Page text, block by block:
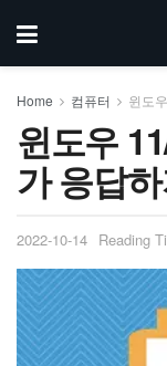
Home 컴퓨터 윈도
윈도우
가 응답
2022-10-14 Reading